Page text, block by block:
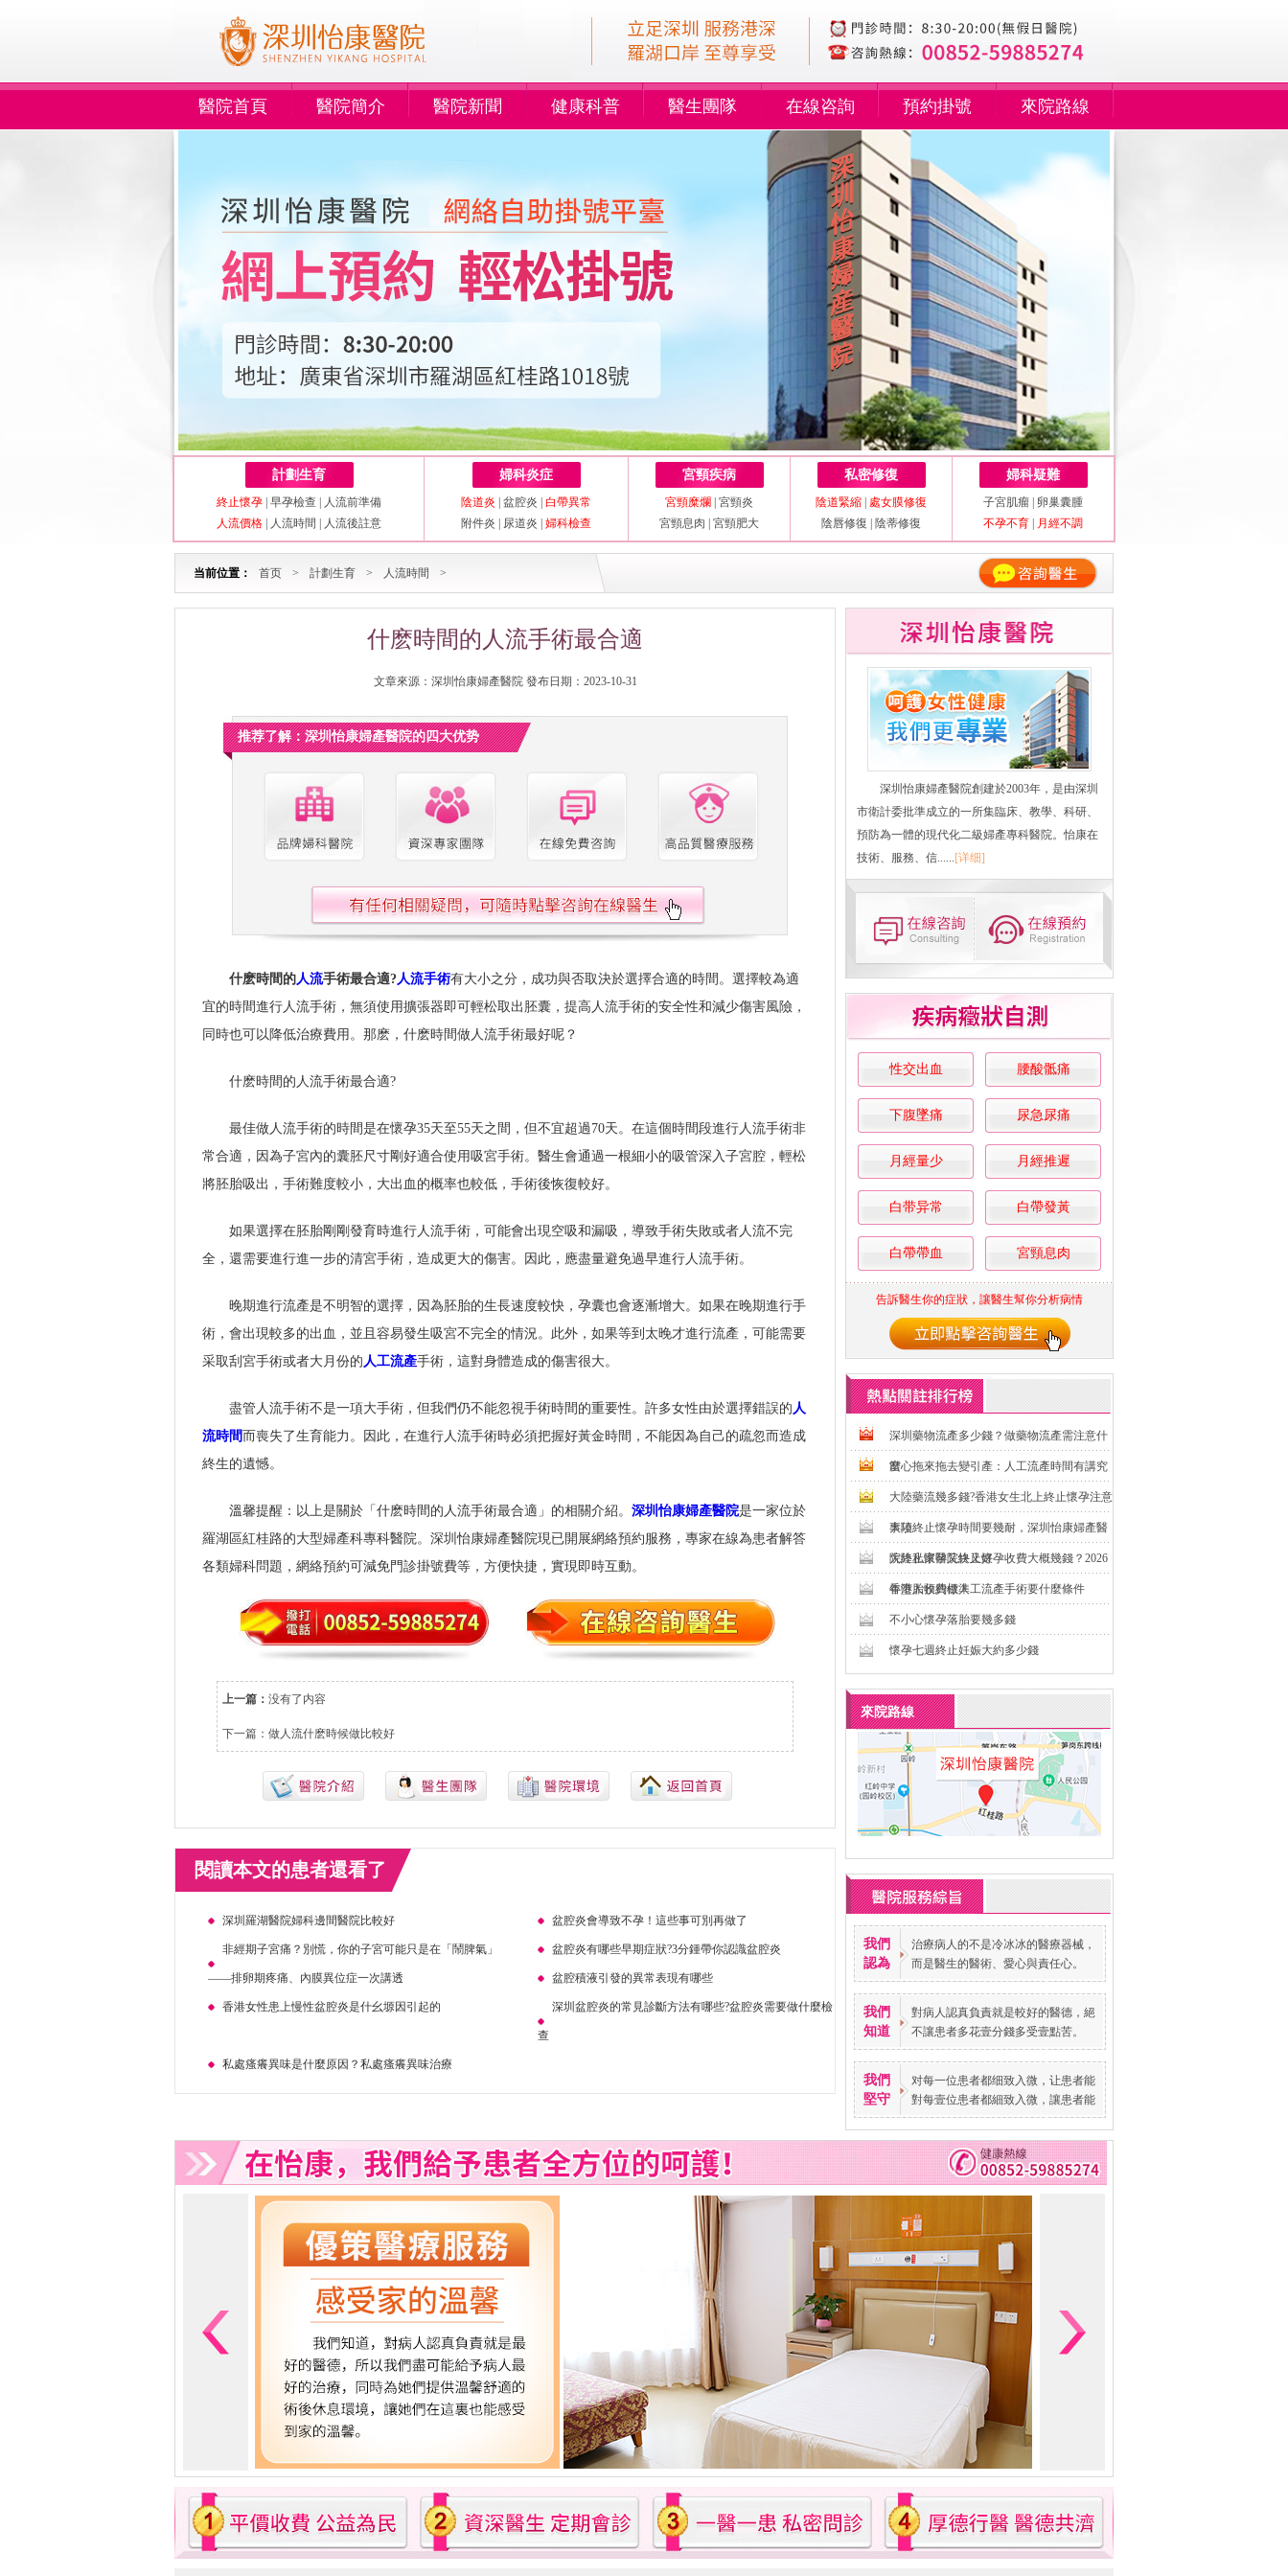
醫院首頁 醫院簡介 醫院新聞 健康科普 醫生團隊 在線咨詢 預約掛號 來院路線
計劃生育
終止懷孕 早孕檢查
人流前準備
人流價格
人流時間 人流後註意
婦科炎症
陰道炎 盆腔炎
白帶異常
附件炎
尿道炎 婦科檢查
宮頸疾病
宮頸糜爛
宮頸炎
宮頸息肉
宮頸肥大
私密修復
陰道緊縮
處女膜修復
陰唇修復
陰蒂修復
婦科疑難
子宮肌瘤
卵巢囊腫
不孕不育
月經不調
当前位置： 首页 > 計劃生育 > 人流時間 >
什麽時間的人流手術最合適
文章來源：深圳怡康婦產醫院 發布日期：2023-10-31
推荐了解：深圳怡康婦產醫院的四大优势
什麽時間的人流手術最合適?人流手術有大小之分，成功與否取決於選擇合適的時間。選擇較為適
宜的時間進行人流手術，無須使用擴張器即可輕松取出胚囊，提高人流手術的安全性和減少傷害風險，
同時也可以降低治療費用。那麽，什麽時間做人流手術最好呢？
什麽時間的人流手術最合適?
最佳做人流手術的時間是在懷孕35天至55天之間，但不宜超過70天。在這個時間段進行人流手術非
常合適，因為子宮內的囊胚尺寸剛好適合使用吸宮手術。醫生會通過一根細小的吸管深入子宮腔，輕松
將胚胎吸出，手術難度較小，大出血的概率也較低，手術後恢復較好。
如果選擇在胚胎剛剛發育時進行人流手術，可能會出現空吸和漏吸，導致手術失敗或者人流不完
全，還需要進行進一步的清宮手術，造成更大的傷害。因此，應盡量避免過早進行人流手術。
晚期進行流產是不明智的選擇，因為胚胎的生長速度較快，孕囊也會逐漸增大。如果在晚期進行手
術，會出現較多的出血，並且容易發生吸宮不完全的情況。此外，如果等到太晚才進行流產，可能需要
采取刮宮手術或者大月份的 人工流產手術，這對身體造成的傷害很大。
盡管人流手術不是一項大手術，但我們仍不能忽視手術時間的重要性。許多女性由於選擇錯誤的 人
流時間 而喪失了生育能力。因此，在進行人流手術時必須把握好黃金時間，不能因為自己的疏忽而造成
終生的遺憾。
溫馨提醒：以上是關於「什麽時間的人流手術最合適」的相關介紹。 深圳怡康婦產醫院是一家位於
羅湖區紅桂路的大型婦產科專科醫院。深圳怡康婦產醫院現已開展網絡預約服務，專家在線為患者解答
各類婦科問題，網絡預約可減免門診掛號費等，方便快捷，實現即時互動。
上一篇： 没有了内容
下一篇： 做人流什麽時候做比較好
閱讀本文的患者還看了
深圳羅湖醫院婦科邊間醫院比較好 盆腔炎會導致不孕！這些事可別再做了
非經期子宮痛？別慌，你的子宮可能只是在「鬧脾氣」
——排卵期疼痛、內膜異位症一次講透
盆腔炎有哪些早期症狀?3分鍾帶你認識盆腔炎
盆腔積液引發的異常表現有哪些
香港女性患上慢性盆腔炎是什幺塬因引起的 深圳盆腔炎的常見診斷方法有哪些?盆腔炎需要做什麼檢
查
私處瘙癢異味是什麼原因？私處瘙癢異味治療
深圳怡康婦產醫院創建於2003年，是由深圳
市衛計委批準成立的一所集臨床、教學、科研、
預防為一體的現代化二級婦產專科醫院。怡康在
技術、服務、信...... [详细]
性交出血 腰酸骶痛
下腹墜痛 尿急尿痛
月經量少 月經推遲
白带异常 白帶發黃
白帶帶血 宮頸息肉
告訴醫生你的症狀，讓醫生幫你分析病情
深圳藥物流產多少錢？做藥物流產需注意什
麼
當心拖來拖去變引產：人工流產時間有講究
大陸藥流幾多錢?香港女生北上終止懷孕注意
事項
大陸終止懷孕時間要幾耐，深圳怡康婦產醫
院終止懷孕又快又好
大陸私家醫院終止懷孕收費大概幾錢？2026
年墮胎收費標準
香港人預約做人工流產手術要什麼條件
不小心懷孕落胎要幾多錢
懷孕七週終止妊娠大約多少錢
來院路線
我們
認為
治療病人的不是冷冰冰的醫療器械，
而是醫生的醫術、愛心與責任心。
我們
知道
對病人認真負責就是較好的醫德，絕
不讓患者多花壹分錢多受壹點苦。
我們
堅守
对每一位患者都细致入微，让患者能
對每壹位患者都細致入微，讓患者能